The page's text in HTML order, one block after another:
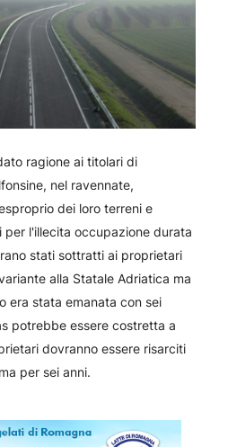
ragione ai titolari di
nel ravennate,
dei loro terreni e
per l'illecita occupazione durata
stati sottratti ai proprietari
alla Statale Adriatica ma
era stata emanata con sei
potrebbe essere costretta a
dovranno essere risarciti
per sei anni.